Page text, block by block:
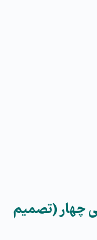
چهار (تصمیم